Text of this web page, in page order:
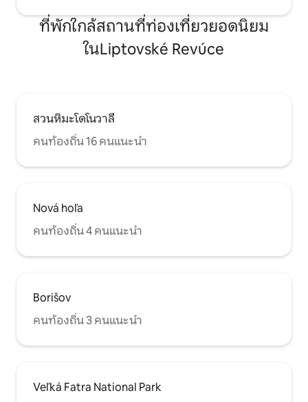
ที่พักใกล้สถานที่ท่องเที่ยวยอดนิยม
ในLiptovské Revúce
สวนหิมะโดโนวาลี
คนท้องถิ่น 16 คนแนะนำ
Nová hoľa
คนท้องถิ่น 4 คนแนะนำ
Borišov
คนท้องถิ่น 3 คนแนะนำ
Veľká Fatra National Park